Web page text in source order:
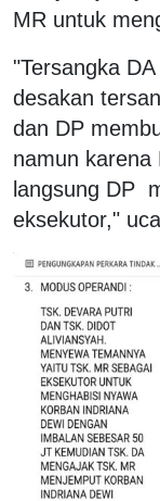
MR untuk
"Tersangka
desakan
dan DP
namun karena
langsung DP
eksekutor,"